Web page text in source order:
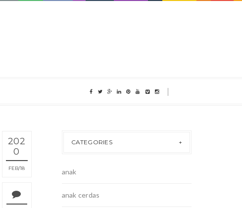
202
0
FEB 18
CATEGORIES
anak
anak cerdas